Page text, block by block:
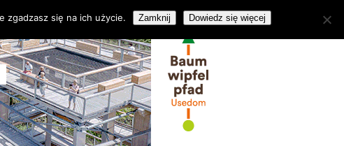
zgadzasz się na ich użycie. Zamknij Dowiedz się więcej